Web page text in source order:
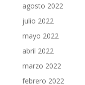
agosto 2022
julio 2022
mayo 2022
abril 2022
marzo 2022
febrero 2022